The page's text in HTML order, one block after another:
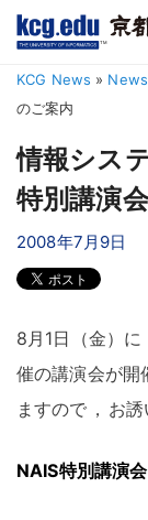
TM
KCG News » News
のご案内
情報シス
特別講演
2008年7月9日
8月1日（金）に
催の講演会が開
ますので ， お誘
NAIS特別講演会